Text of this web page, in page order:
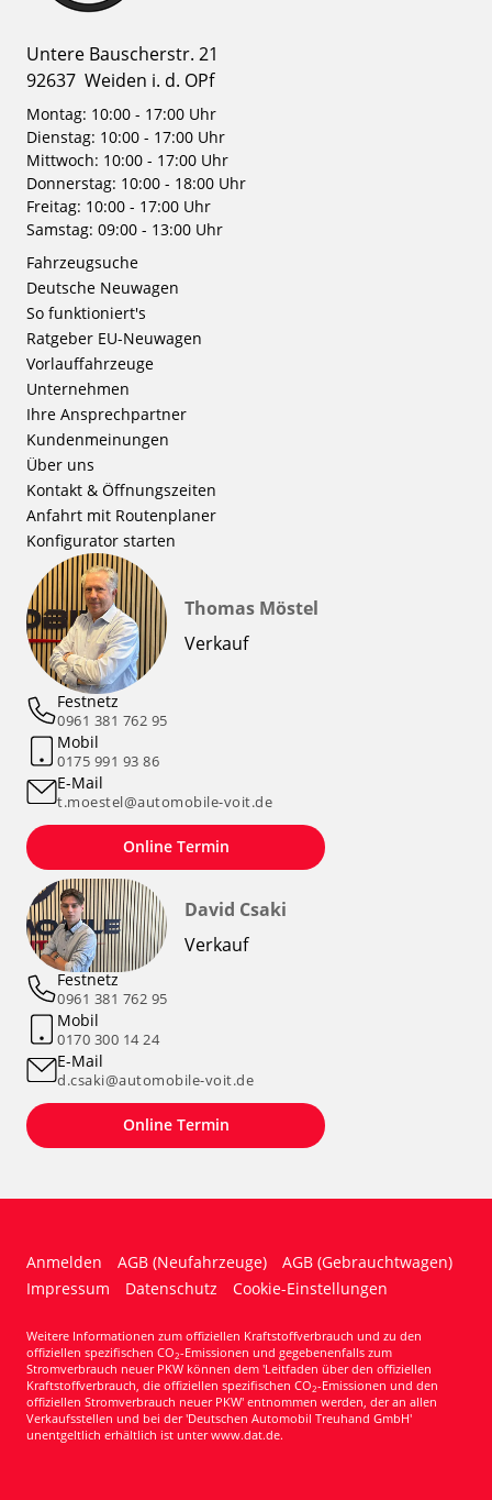
Untere Bauscherstr. 21
92637 Weiden i. d. OPf
Montag: 10:00 - 17:00 Uhr
Dienstag: 10:00 - 17:00 Uhr
Mittwoch: 10:00 - 17:00 Uhr
Donnerstag: 10:00 - 18:00 Uhr
Freitag: 10:00 - 17:00 Uhr
Samstag: 09:00 - 13:00 Uhr
Fahrzeugsuche
Deutsche Neuwagen
So funktioniert's
Ratgeber EU-Neuwagen
Vorlauffahrzeuge
Unternehmen
Ihre Ansprechpartner
Kundenmeinungen
Über uns
Kontakt & Öffnungszeiten
Anfahrt mit Routenplaner
Konfigurator starten
Thomas Möstel
Verkauf
Festnetz
0961 381 762 95
Mobil
0175 991 93 86
E-Mail
t.moestel@automobile-voit.de
Online Termin
David Csaki
Verkauf
Festnetz
0961 381 762 95
Mobil
0170 300 14 24
E-Mail
d.csaki@automobile-voit.de
Online Termin
Anmelden AGB (Neufahrzeuge)
AGB (Gebrauchtwagen)
Impressum
Datenschutz Cookie-Einstellungen
Weitere Informationen zum offiziellen Kraftstoffverbrauch und zu den
offiziellen spezifischen CO2-Emissionen und gegebenenfalls zum
Stromverbrauch neuer PKW können dem 'Leitfaden über den offiziellen
Kraftstoffverbrauch, die offiziellen spezifischen CO2-Emissionen und den
offiziellen Stromverbrauch neuer PKW' entnommen werden, der an allen
Verkaufsstellen und bei der 'Deutschen Automobil Treuhand GmbH'
unentgeltlich erhältlich ist unter www.dat.de.